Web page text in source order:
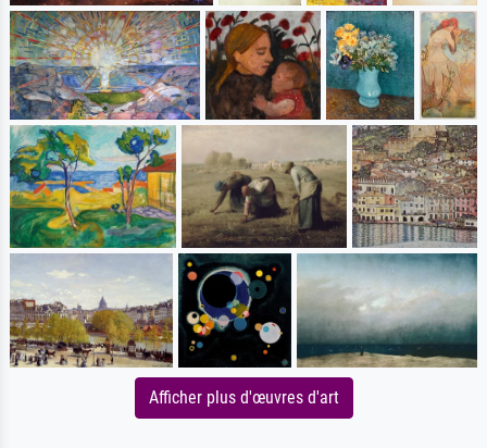
Afficher plus d'œuvres d'art